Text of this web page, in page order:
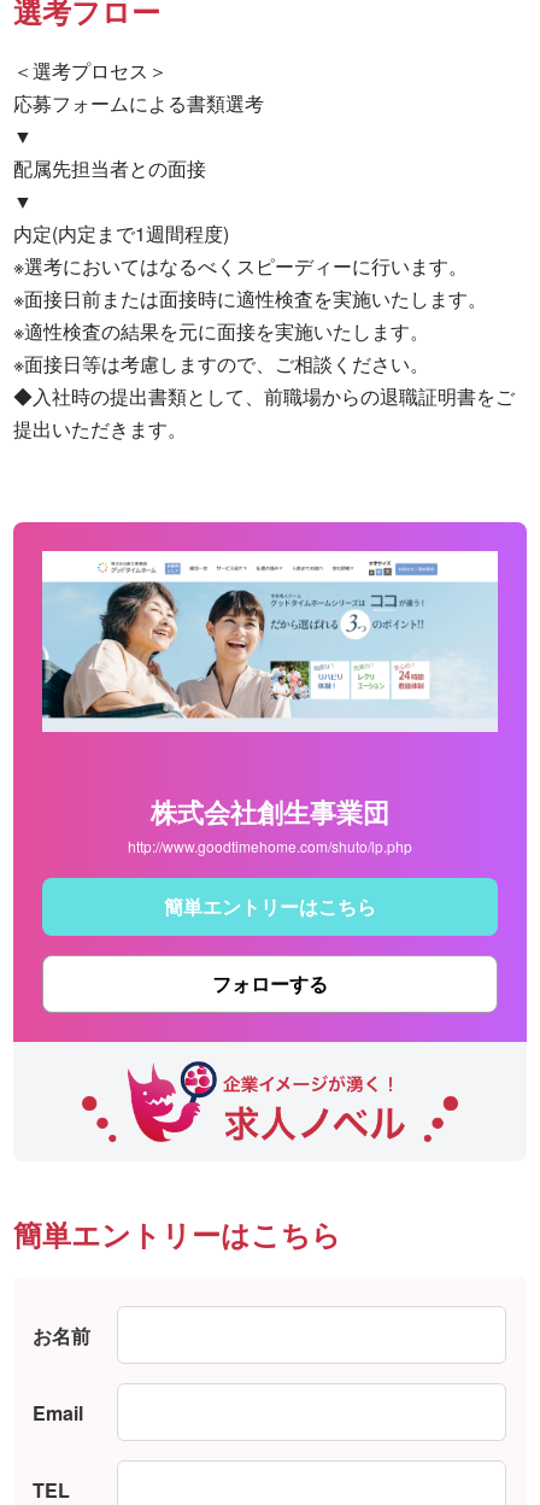
選考フロー
＜選考プロセス＞
応募フォームによる書類選考
▼
配属先担当者との面接
▼
内定(内定まで1週間程度)
※選考においてはなるべくスピーディーに行います。
※面接日前または面接時に適性検査を実施いたします。
※適性検査の結果を元に面接を実施いたします。
※面接日等は考慮しますので、ご相談ください。
◆入社時の提出書類として、前職場からの退職証明書をご
提出いただきます。
株式会社創生事業団
http://www.goodtimehome.com/shuto/lp.php
簡単エントリーはこちら
フォローする
簡単エントリーはこちら
お名前
Email
TEL